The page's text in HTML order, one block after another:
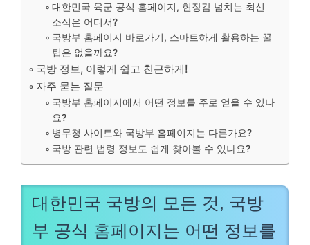
대한민국 육군 공식 홈페이지, 현장감 넘치는 최신
소식은 어디서?
국방부 홈페이지 바로가기, 스마트하게 활용하는 꿀
팁은 없을까요?
국방 정보, 이렇게 쉽고 친근하게!
자주 묻는 질문
국방부 홈페이지에서 어떤 정보를 주로 얻을 수 있나
요?
병무청 사이트와 국방부 홈페이지는 다른가요?
국방 관련 법령 정보도 쉽게 찾아볼 수 있나요?
대한민국 국방의 모든 것, 국방
부 공식 홈페이지는 어떤 정보를